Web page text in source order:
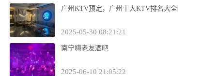
广州KTV预定，广州十大KTV排名大全
2025-05-30 08:21:21
南宁嗨老友酒吧
2025-06-10 21:05:22